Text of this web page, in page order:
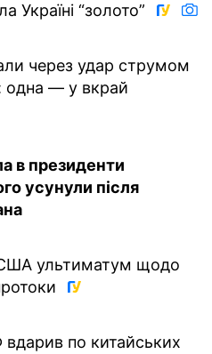
Україні “золото”
через удар струмом
одна — у вкрай
в президенти
усунули після
США ультиматум щодо
по китайських